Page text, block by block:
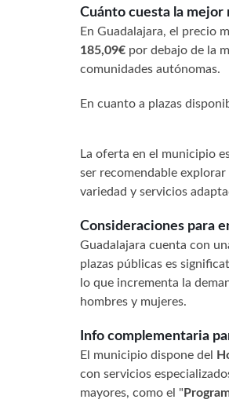
Cuánto cuesta la mejor
En Guadalajara, el precio
185,09€ por debajo de la
comunidades autónomas.
En cuanto a plazas
La oferta en el municipio
ser recomendable
variedad y servicios
Consideraciones para
Guadalajara cuenta con
plazas públicas es
lo que incrementa la
hombres y mujeres.
Info complementaria
El municipio dispone del
con servicios
mayores, como el "